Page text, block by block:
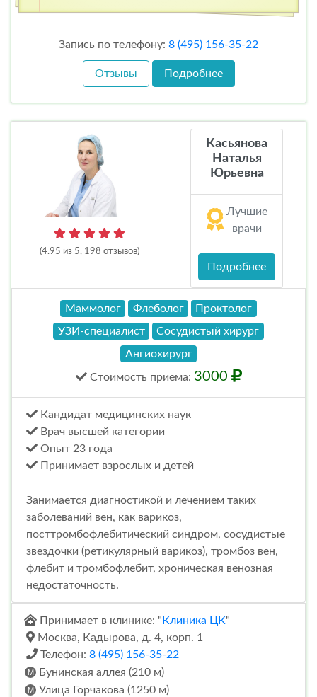
Запись по телефону: 8 (495) 156-35-22
Отзывы Подробнее
(4.95 из 5, 198 отзывов)
Касьянова
Наталья
Юрьевна
Лучшие
врачи
Подробнее
Маммолог Флеболог
Проктолог
УЗИ-специалист
Сосудистый хирург
Ангиохирург
Стоимость приема: 3000
Кандидат медицинских наук
Врач высшей категории
Опыт 23 года
Принимает взрослых и детей
Занимается диагностикой и лечением таких
заболеваний вен, как варикоз,
посттромбофлебитический синдром, сосудистые
звездочки (ретикулярный варикоз), тромбоз вен,
флебит и тромбофлебит, хроническая венозная
недостаточность.
Принимает в клинике: " Клиника ЦК"
Москва, Кадырова, д. 4, корп. 1
Телефон: 8 (495) 156-35-22
Бунинская аллея (210 м)
Улица Горчакова (1250 м)